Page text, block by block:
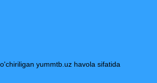
yummtb.uz havola sifatida